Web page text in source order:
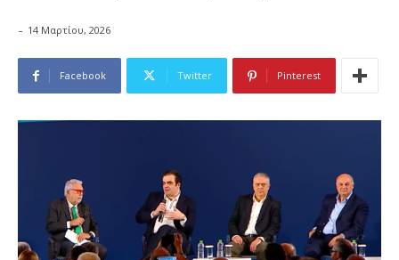
- 14 Μαρτίου, 2026
Facebook Twitter Pinterest